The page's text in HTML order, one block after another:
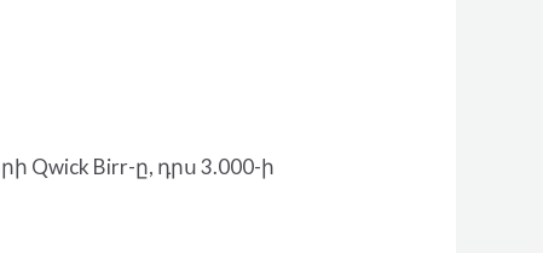
Qwick Birr-ը, դրս 3.000-ի